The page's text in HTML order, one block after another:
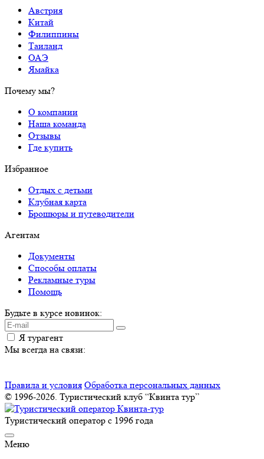
Австрия
Китай
Филиппины
Таиланд
ОАЭ
Ямайка
Почему мы?
О компании
Наша команда
Отзывы
Где купить
Избранное
Отдых с детьми
Клубная карта
Брошюры и путеводители
Агентам
Документы
Способы оплаты
Рекламные туры
Помощь
Будьте в курсе новинок:
Я турагент
Мы всегда на связи:
Правила и условия Обработка персональных данных
© 1996-2026. Туристический клуб “Квинта тур”
Туристический оператор с 1996 года
Меню